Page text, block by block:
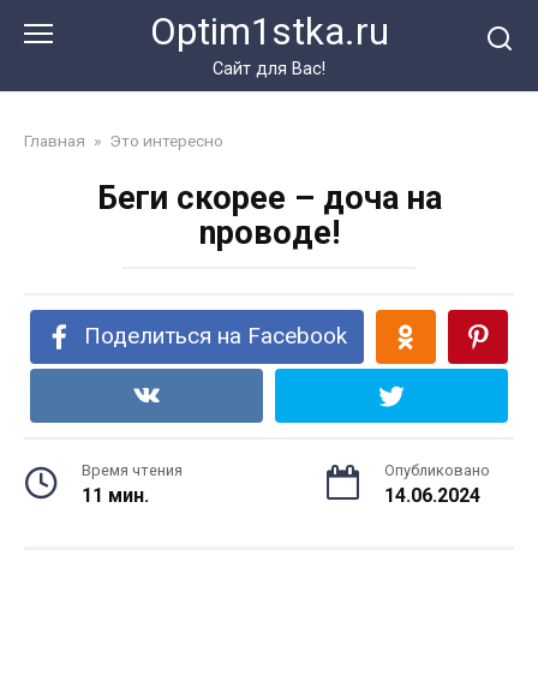
Optim1stka.ru
Сайт для Вас!
Главная » Это интересно
Беги скорее – доча на
npoвoдe!
Поделиться на Facebook
Время чтения
11 мин.
Опубликовано
14.06.2024